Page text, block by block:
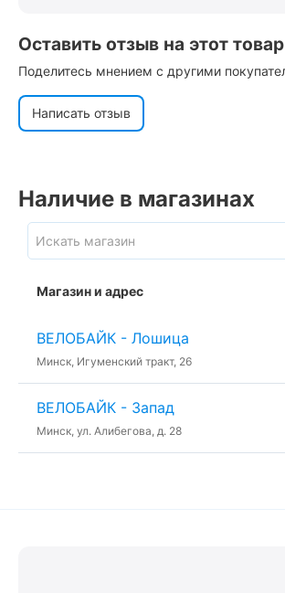
Оставить отзыв на этот товар
Поделитесь мнением с другими
Написать отзыв
Наличие в магазинах
Магазин и адрес
ВЕЛОБАЙК - Лошица
Минск, Игуменский тракт, 26
ВЕЛОБАЙК - Запад
Минск, ул. Алибегова, д. 28